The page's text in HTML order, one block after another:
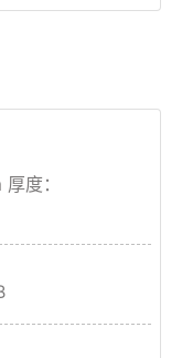
度：